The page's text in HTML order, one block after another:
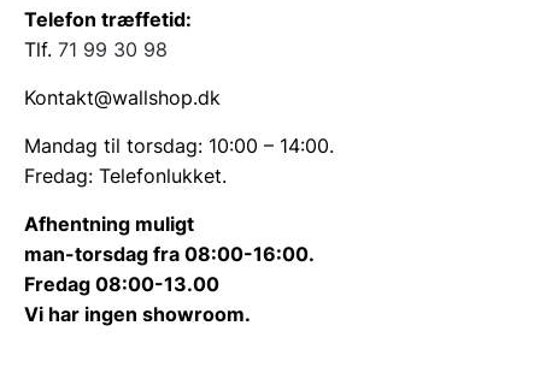
Telefon træffetid:
Tlf. 71 99 30 98
Kontakt@wallshop.dk
Mandag til torsdag: 10:00 – 14:00.
Fredag: Telefonlukket.
Afhentning muligt
man-torsdag fra 08:00-16:00.
Fredag 08:00-13.00
Vi har ingen showroom.